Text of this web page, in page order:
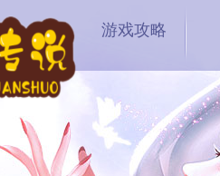
游戏攻略